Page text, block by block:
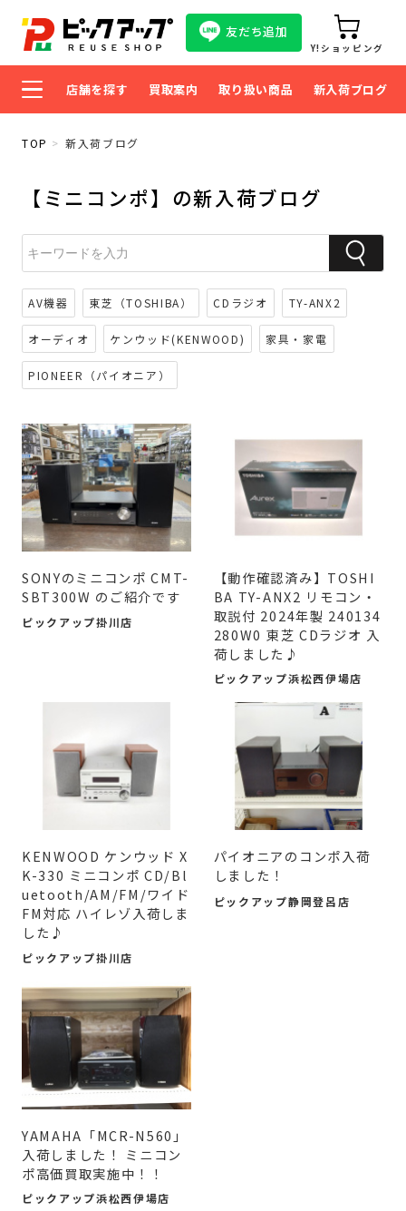
友だち追加
Y!ショッピング
店舗を探す 買取案内 取り扱い商品 新入荷ブログ
TOP 新入荷ブログ
【ミニコンポ】の新入荷ブログ
AV機器 東芝（TOSHIBA） CDラジオ TY-ANX2
オーディオ ケンウッド(KENWOOD) 家具・家電
PIONEER（パイオニア）
SONYのミニコンポ CMT-
SBT300W のご紹介です
ピックアップ掛川店
【動作確認済み】TOSHI
BA TY-ANX2 リモコン・
取説付 2024年製 240134
280W0 東芝 CDラジオ 入
荷しました♪
ピックアップ浜松西伊場店
KENWOOD ケンウッド X
K-330 ミニコンポ CD/Bl
uetooth/AM/FM/ワイド
FM対応 ハイレゾ入荷しま
した♪
ピックアップ掛川店
パイオニアのコンポ入荷
しました！
ピックアップ静岡登呂店
YAMAHA「MCR-N560」
入荷しました！ ミニコン
ポ高価買取実施中！！
ピックアップ浜松西伊場店